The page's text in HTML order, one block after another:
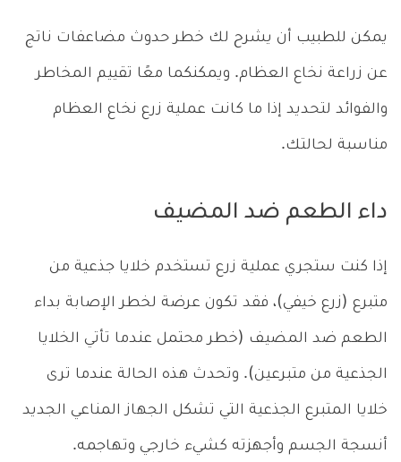
يمكن للطبيب أن يشرح لك خطر حدوث مضاعفات ناتج
عن زراعة نخاع العظام. ويمكنكما معًا تقييم المخاطر
والفوائد لتحديد إذا ما كانت عملية زرع نخاع العظام
مناسبة لحالتك.
داء الطعم ضد المضيف
إذا كنت ستجري عملية زرع تستخدم خلايا جذعية من
متبرع (زرع خيفي)، فقد تكون عرضة لخطر الإصابة بداء
الطعم ضد المضيف (خطر محتمل عندما تأتي الخلايا
الجذعية من متبرعين). وتحدث هذه الحالة عندما ترى
خلايا المتبرع الجذعية التي تشكل الجهاز المناعي الجديد
أنسجة الجسم وأجهزته كشيء خارجي وتهاجمه.